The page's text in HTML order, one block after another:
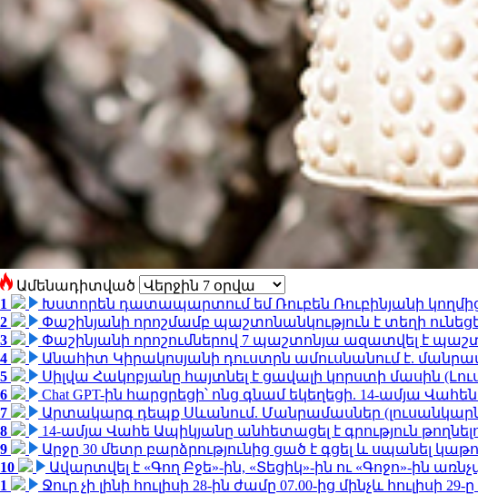
Ամենադիտված
1
Խստորեն դատապարտում եմ Ռուբեն Ռուբինյանի
2
Փաշինյանի որոշմամբ պաշտոնանկություն է տեղի
3
Փաշինյանի որոշումներով 7 պաշտոնյա ազատվել է
4
Անահիտ Կիրակոսյանի դուստրն ամուսնանում է.
5
Սիլվա Հակոբյանը հայտնել է ցավալի կորստի մասին
6
Chat GPT-ին հարցրեցի՝ ոնց գնամ եկեղեցի. 14-ամյա
7
Արտակարգ դեպք Սևանում. Մանրամասներ
8
14-ամյա Վահե Ապիկյանը անհետացել է գրություն
9
Արջը 30 մետր բարձրությունից ցած է գցել և սպանել
10
Ավարտվել է «Գող Բջե»-ին, «Տեցիկ»-ին ու «Գոջո»-ին
1
Ջուր չի լինի հուլիսի 28-ին ժամը 07.00-ից մինչև հուլիսի 29-